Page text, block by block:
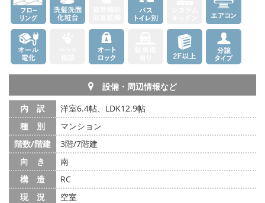
設備・周辺情報など
内 訳
洋室6.4帖、LDK12.9帖
種 別
マンション
階数/階建
3階/7階建
向 き
南
構 造
RC
現 況
空室